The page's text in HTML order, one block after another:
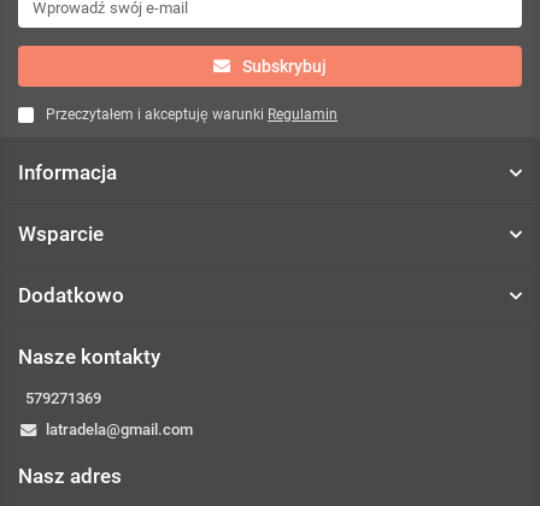
Subskrybuj
Przeczytałem i akceptuję warunki Regulamin
Informacja
Wsparcie
Dodatkowo
Nasze kontakty
579271369
latradela@gmail.com
Nasz adres